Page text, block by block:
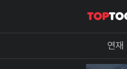
연재